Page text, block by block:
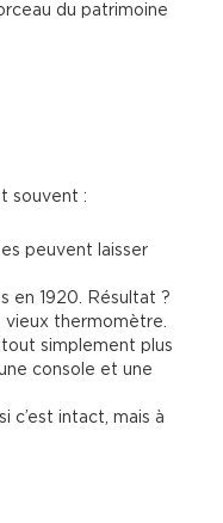
du patrimoine
souvent :
peuvent laisser
en 1920. Résultat ?
vieux thermomètre.
simplement plus
console et une
c’est intact, mais à